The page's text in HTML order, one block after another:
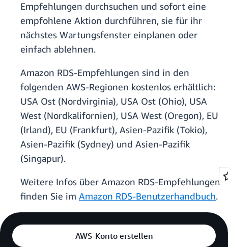
Empfehlungen durchsuchen und sofort eine
empfohlene Aktion durchführen, sie für ihr
nächstes Wartungsfenster einplanen oder
einfach ablehnen.
Amazon RDS-Empfehlungen sind in den
folgenden AWS-Regionen kostenlos erhältlich:
USA Ost (Nordvirginia), USA Ost (Ohio), USA
West (Nordkalifornien), USA West (Oregon), EU
(Irland), EU (Frankfurt), Asien-Pazifik (Tokio),
Asien-Pazifik (Sydney) und Asien-Pazifik
(Singapur).
Weitere Infos über Amazon RDS-Empfehlungen
finden Sie im Amazon RDS-Benutzerhandbuch.
AWS-Konto erstellen